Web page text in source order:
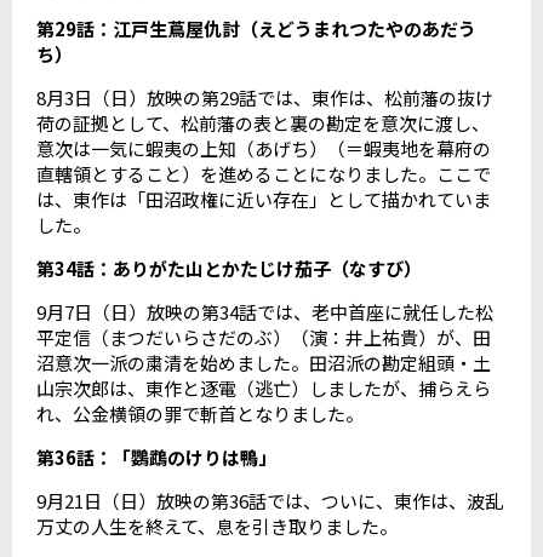
第29話：江戸生蔦屋仇討（えどうまれつたやのあだう
ち）
8月3日（日）放映の第29話では、東作は、松前藩の抜け
荷の証拠として、松前藩の表と裏の勘定を意次に渡し、
意次は一気に蝦夷の上知（あげち）（＝蝦夷地を幕府の
直轄領とすること）を進めることになりました。ここで
は、東作は「田沼政権に近い存在」として描かれていま
した。
第34話：ありがた山とかたじけ茄子（なすび）
9月7日（日）放映の第34話では、老中首座に就任した松
平定信（まつだいらさだのぶ）（演：井上祐貴）が、田
沼意次一派の粛清を始めました。田沼派の勘定組頭・土
山宗次郎は、東作と逐電（逃亡）しましたが、捕らえら
れ、公金横領の罪で斬首となりました。
第36話：「鸚鵡のけりは鴨」
9月21日（日）放映の第36話では、ついに、東作は、波乱
万丈の人生を終えて、息を引き取りました。